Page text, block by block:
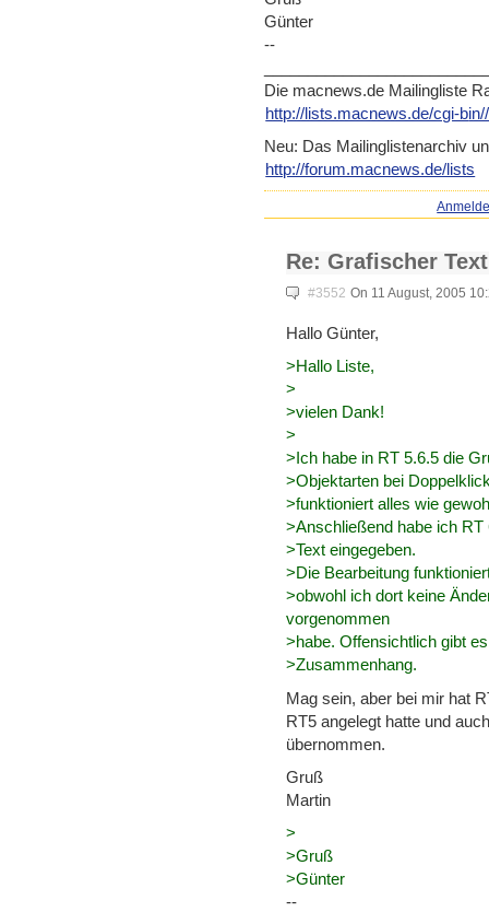
Günter
--
Die macnews.de Mailingliste
http://lists.macnews.de/cgi-b
Neu: Das Mailinglistenarchiv
http://forum.macnews.de/lists
Re: Grafischer
#3552 On 11 August, 2005
Hallo Günter,
>Hallo Liste,
>
>vielen Dank!
>
>Ich habe in RT 5.6.5 die
>Objektarten bei
>funktioniert alles wie
>Anschließend habe ich
>Text eingegeben.
>Die Bearbeitung
>obwohl ich dort keine
vorgenommen
>habe. Offensichtlich gibt
>Zusammenhang.
Mag sein, aber bei mir hat
RT5 angelegt hatte und
übernommen.
Gruß
Martin
>
>Gruß
>Günter
--